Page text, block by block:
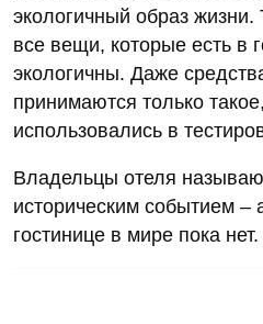
экологичный образ
все вещи, которые есть в
экологичны. Даже
принимаются только
использовались в
Владельцы отеля
историческим событием –
гостинице в мире пока нет.